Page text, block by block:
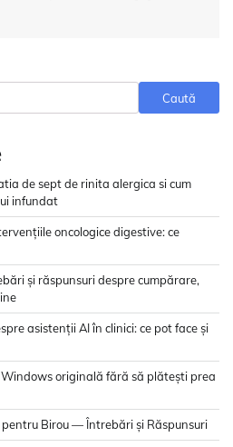
Caută
de sept de rinita alergica si cum
infundat
oncologice digestive: ce
și răspunsuri despre cumpărare,
asistenții AI în clinici: ce pot face și
originală fără să plătești prea
pentru Birou — Întrebări și Răspunsuri